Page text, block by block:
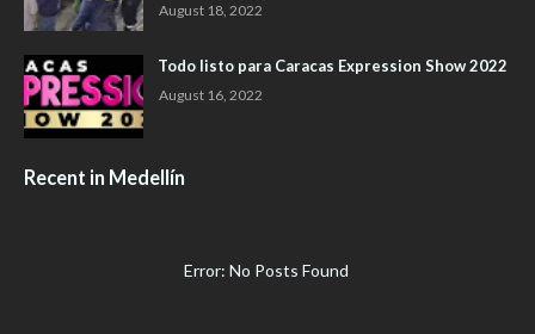
August 18, 2022
Todo listo para Caracas Expression Show 2022
August 16, 2022
Recent in Medellín
Error: No Posts Found